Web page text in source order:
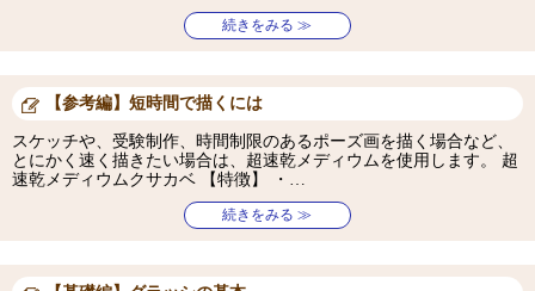
続きをみる ≫
【参考編】短時間で描くには
スケッチや、受験制作、時間制限のあるポーズ画を描く場合など、
とにかく速く描きたい場合は、超速乾メディウムを使用します。 超
速乾メディウムクサカベ 【特徴】 ・…
続きをみる ≫